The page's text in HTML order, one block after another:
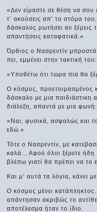
«Δεν είμαστε σε θέση να
τ’ ακούσεις απ’ το στόμα
δάσκαλος ρωτήσει αν ξέρεις
απαντήσεις καταφατικά.»
Όρθιος ο Νασρεντίν
πει, εμμένει στην τακτική του:
«Υποθέτω ότι τώρα πια θα
Ο κόσμος, προετοιμασμένος
δάσκαλο με μια
διάλεξη, απαντά με μια φωνή:
«Ναι, φυσικά, ασφαλώς και
εδώ.»
Τότε ο Νασρεντίν, με
καλά... Αφού όλοι ξέρετε
βλέπω γιατί θα πρέπει να το
Και μ’ αυτά τα λόγια, κάνει
Ο κόσμος μένει
απάντησαν ακριβώς το
αποτέλεσμα ήταν το ίδιο.